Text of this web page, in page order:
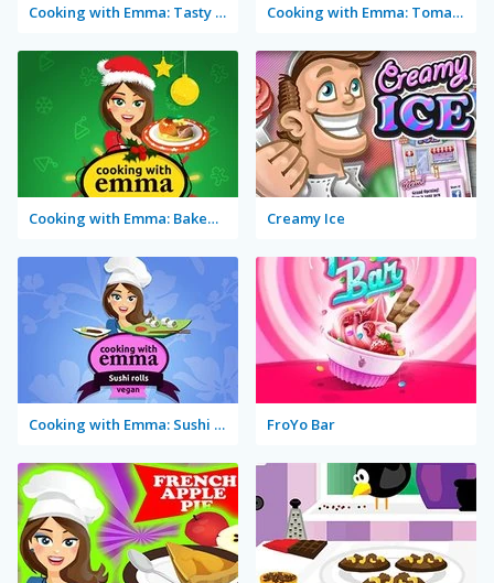
Cooking with Emma: Tasty Vegetable Lasagna Cooking with Emma: Tomato Quiche Vegan
Cooking with Emma: Baked Apples Vegan Creamy Ice
Cooking with Emma: Sushi Rolls Vegan FroYo Bar